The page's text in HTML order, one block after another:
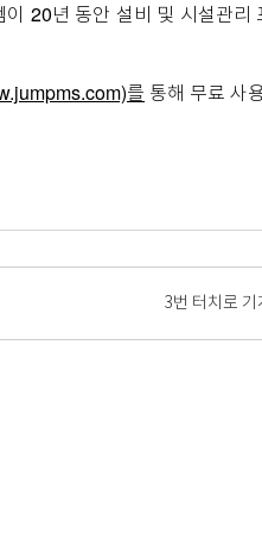
20년 동안 설비 및 시설관리
를 통해 무료 사
3번 터치로 기